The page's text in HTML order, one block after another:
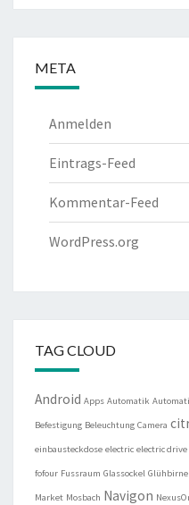
META
Anmelden
Eintrags-Feed
Kommentar-Feed
WordPress.org
TAG CLOUD
Android Apps Automatik
Befestigung Beleuchtung Camera
einbausteckdose electric electric drive
fofour Fussraum Glassockel Glühbirne
Market Mosbach Navigon